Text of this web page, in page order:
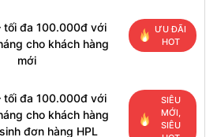
tối đa 100.000đ với
cho khách hàng
mới
ƯU ĐÃI
HOT
tối đa 100.000đ với
cho khách hàng
đơn hàng HPL
SIÊU
MỚI,
SIÊU